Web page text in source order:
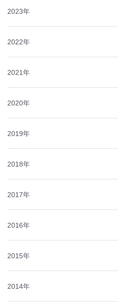
2023年
2022年
2021年
2020年
2019年
2018年
2017年
2016年
2015年
2014年